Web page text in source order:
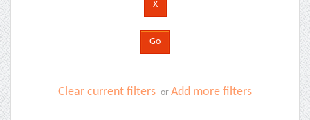
Clear current filters or Add more filters